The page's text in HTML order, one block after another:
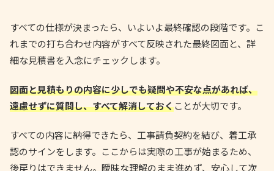
すべての仕様が決まったら、いよいよ最終確認の段階です。こ
れまでの打ち合わせ内容がすべて反映された最終図面と、詳
細な見積書を入念にチェックします。
図面と見積もりの内容に少しでも疑問や不安な点があれば、
遠慮せずに質問し、すべて解消しておくことが大切です。
すべての内容に納得できたら、工事請負契約を結び、着工承
認のサインをします。ここからは実際の工事が始まるため、
後戻りはできません。曖昧な理解のまま進めず、安心して次